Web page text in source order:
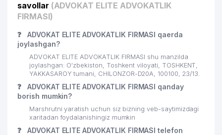
savollar (ADVOKAT ELITE ADVOKATLIK
FIRMASI)
❓
ADVOKAT ELITE ADVOKATLIK FIRMASI qaerda
joylashgan?
ADVOKAT ELITE ADVOKATLIK FIRMASI shu manzilda
joylashgan: O'zbekiston, Toshkent viloyati, TOSHKENT,
YAKKASAROY tumani, CHILONZOR-D20A, 100100, 23/13.
❓
ADVOKAT ELITE ADVOKATLIK FIRMASI qanday
borish mumkin?
Marshrutni yaratish uchun siz bizning veb-saytimizdagi
xaritadan foydalanishingiz mumkin
❓
ADVOKAT ELITE ADVOKATLIK FIRMASI telefon